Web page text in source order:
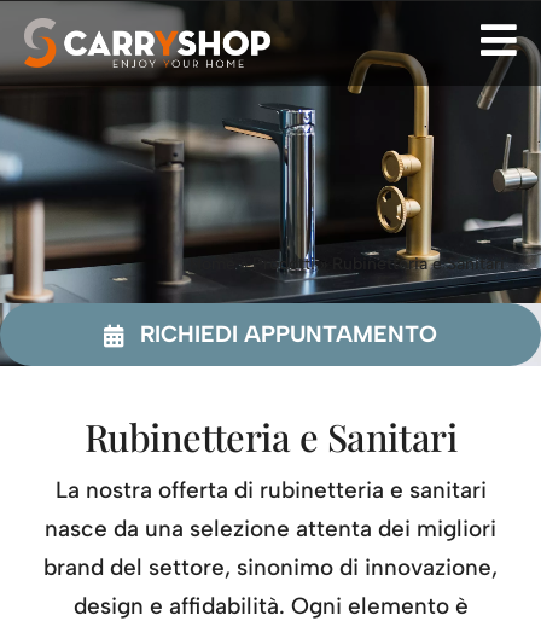
Skip
to
Home»Prodotti» Rubinetteria e Sanitari
RICHIEDI APPUNTAMENTO
Rubinetteria e Sanitari
La nostra offerta di rubinetteria e sanitari
nasce da una selezione attenta dei migliori
brand del settore, sinonimo di innovazione,
design e affidabilità. Ogni elemento è